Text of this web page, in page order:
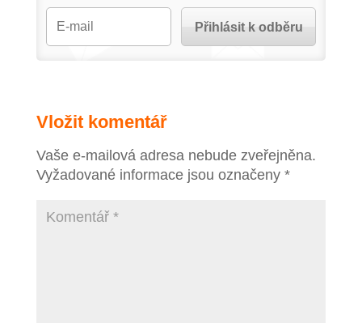
Vložit komentář
Vaše e-mailová adresa nebude zveřejněna.
Vyžadované informace jsou označeny *